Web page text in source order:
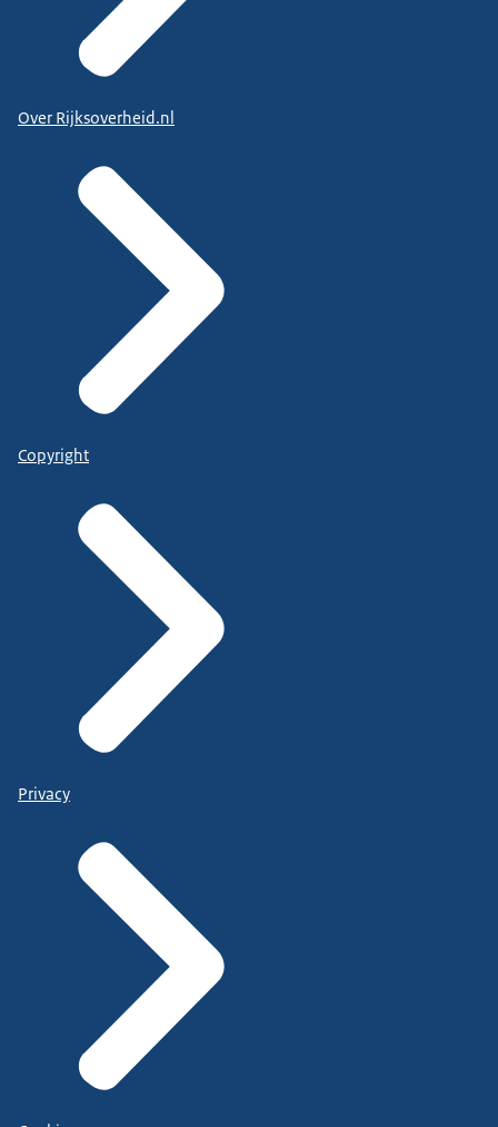
Over Rijksoverheid.nl
Copyright
Privacy